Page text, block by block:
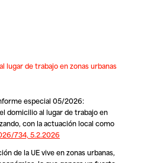
lugar de trabajo en zonas urbanas
especial 05/2026:
domicilio al lugar de trabajo en
con la actuación local como
734, 5.2.2026
de la UE vive en zonas urbanas,